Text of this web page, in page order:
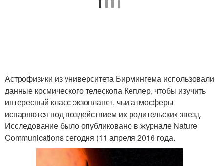
Астрофизики из университета Бирмингема использовали
данные космического телескопа Кеплер, чтобы изучить
интересный класс экзопланет, чьи атмосферы
испаряются под воздействием их родительских звезд.
Исследование было опубликовано в журнале Nature
Communications сегодня (11 апреля 2016 года.